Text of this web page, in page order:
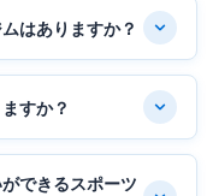
はありますか？
すか？
できるスポーツ